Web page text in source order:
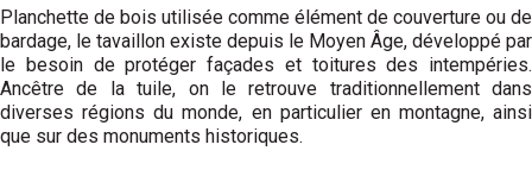
Planchette de bois utilisée comme élément de couverture ou de
bardage, le tavaillon existe depuis le Moyen Âge, développé par
le besoin de protéger façades et toitures des intempéries.
Ancêtre de la tuile, on le retrouve traditionnellement dans
diverses régions du monde, en particulier en montagne, ainsi
que sur des monuments historiques.